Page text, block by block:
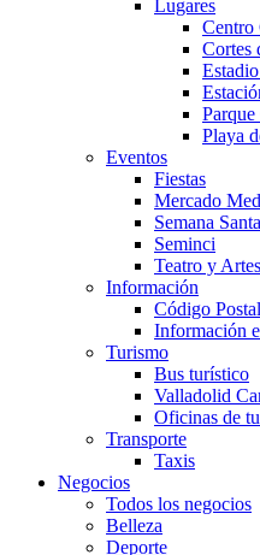
Lugares
Centro
Cortes
Playa
Eventos
Fiestas
Mercado
Semana Santa
Seminci
Teatro y
Información
Código Postal
Información
Turismo
Bus turístico
Valladolid
Oficinas de
Transporte
Taxis
Negocios
Todos los negocios
Belleza
Deporte